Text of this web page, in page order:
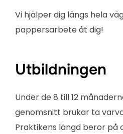
Vi hjälper dig längs hela
pappersarbete åt dig!
Utbildningen
Under de 8 till 12
genomsnitt brukar ta
Praktikens längd beror på